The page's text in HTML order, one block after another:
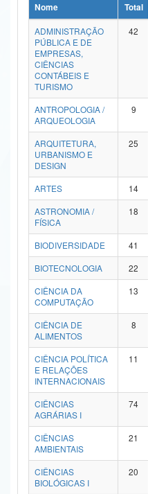
Ministério da Ciência, Tecnologia,
Ministério do Meio Ambiente
Ministério do Turismo
Ministério do Desenvolvimento
Controladoria-Geral da União
Ministério da Mulher, da Família e dos
Secretaria de Governo
Advocacia-Geral da União
Banco Central do Brasil
Nome Total
ADMINISTRAÇÃO
PÚBLICA E DE
EMPRESAS,
CIÊNCIAS
CONTÁBEIS E
TURISMO
42
ANTROPOLOGIA /
ARQUEOLOGIA
9
ARQUITETURA,
URBANISMO E
DESIGN
25
ARTES 14
ASTRONOMIA /
FÍSICA
18
BIODIVERSIDADE 41
BIOTECNOLOGIA
22
CIÊNCIA DA
COMPUTAÇÃO
13
CIÊNCIA DE
ALIMENTOS
8
CIÊNCIA POLÍTICA
E RELAÇÕES
INTERNACIONAIS
11
CIÊNCIAS
AGRÁRIAS I
74
CIÊNCIAS
AMBIENTAIS
21
CIÊNCIAS
BIOLÓGICAS I
20